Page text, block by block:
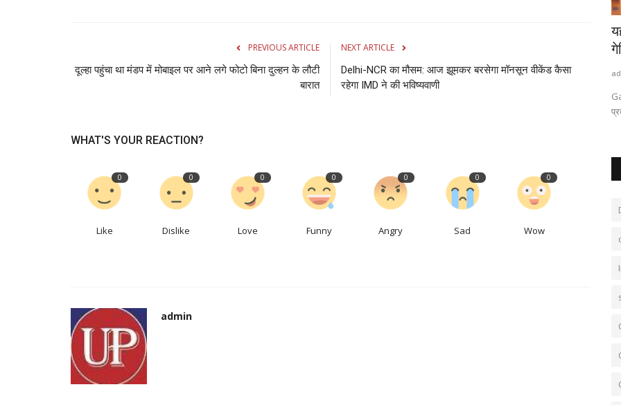
PREVIOUS ARTICLE
दूल्‍हा पहुंचा था मंडप में मोबाइल पर आने लगे फोटो बिना दुल्‍हन के लौटी
बारात
NEXT ARTICLE
Delhi-NCR का मौसम: आज झूमकर बरसेगा मॉनसून वीकेंड कैसा
रहेगा IMD ने की भविष्यवाणी
WHAT'S YOUR REACTION?
0
Like
0
Dislike
0
Love
0
Funny
0
Angry
0
Sad
0
Wow
admin
admin Jun 18, 2022 0 1022
आईपीएस अधिकारी दीपांशु काबरा (Dipanshu Kabra) अक्सर अपने ट्विटर
कृषि वैज्ञानिक...
admin Aug 6, 2026 0 0